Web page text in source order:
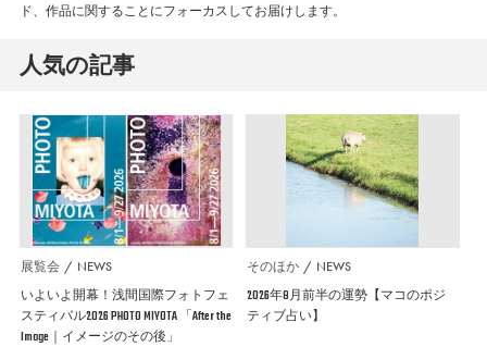
ド、作品に関することにフォーカスしてお届けします。
人気の記事
展覧会 NEWS
いよいよ開幕！浅間国際フォトフェ
スティバル2026 PHOTO MIYOTA 「After the
Image｜イメージのその後」
そのほか NEWS
2026年8月前半の運勢【マコのポジ
ティブ占い】